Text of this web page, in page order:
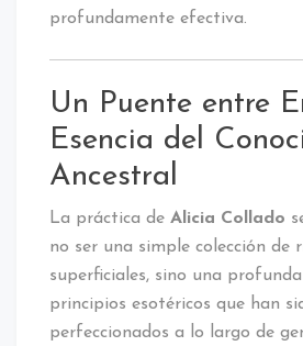
profundamente efectiva.
Un Puente entre
Esencia del
Ancestral
La práctica de Alicia Collado
no ser una simple colección de
superficiales, sino una
principios esotéricos que han
perfeccionados a lo largo de